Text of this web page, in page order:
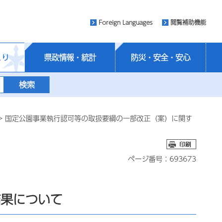
Foreign Languages 閲覧補助機能
県政情報・統計 防災・安全・安心
定公園事業執行認可等の取扱要綱の一部改正（案）に関す
ページ番号：693673
について